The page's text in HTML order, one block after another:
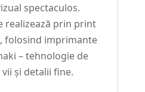
spectaculos.
realizează prin print
folosind imprimante
– tehnologie de
și detalii fine.